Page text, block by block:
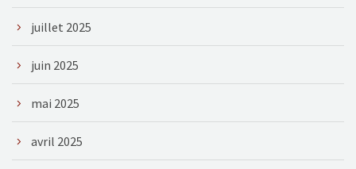
juillet 2025
juin 2025
mai 2025
avril 2025